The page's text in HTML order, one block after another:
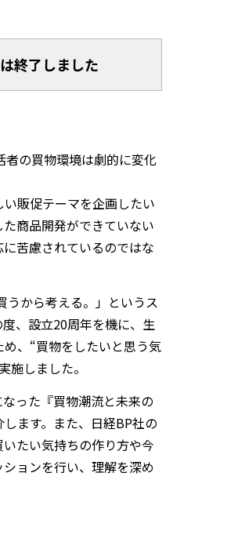
終了しました
者の買物環境は劇的に変化
販促テーマを企画したい
商品開発ができていない
苦慮されているのではな
うから考える。」というス
、 設立20周年を機に、 生
、 “買物をしたいと思う気
施しました。
った『買物潮流と未来の
ます。また、日経BP社の
たい気持ちの作り方や今
ョンを行い、理解を深め